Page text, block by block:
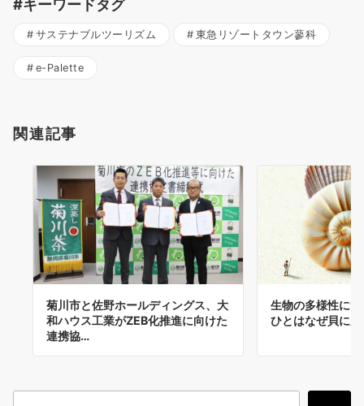
#キーワードタグ
サステナブルツーリズム 東急リゾートタウン蓼科
e-Palette
関連記事
菊川市と佐野ホールディングス、大
和ハウス工業がZEB化推進に向けた
連携協…
生物の多様性に
ひとはなぜ貝に